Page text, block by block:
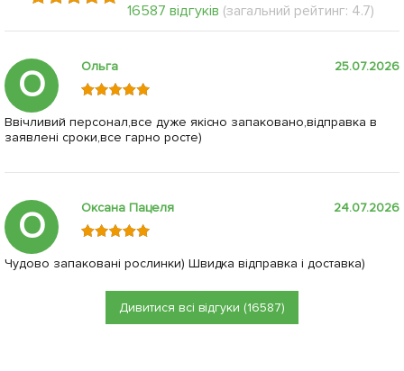
16587 відгуків (загальний рейтинг: 4.7)
О Ольга 25.07.2026
Ввічливий персонал,все дуже якісно запаковано,відправка в
заявлені сроки,все гарно росте)
О Оксана Пацеля 24.07.2026
Чудово запаковані рослинки) Швидка відправка і доставка)
Дивитися всі відгуки (16587)